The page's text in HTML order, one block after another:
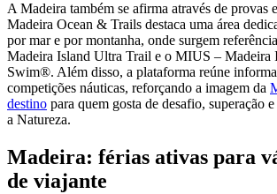
A Madeira também se afirma através de provas
Madeira Ocean & Trails destaca uma área
por mar e por montanha, onde surgem
Madeira Island Ultra Trail e o MIUS – Madeira
Swim®. Além disso, a plataforma reúne
competições náuticas, reforçando a imagem da
destino para quem gosta de desafio, superação
a Natureza.
Madeira: férias ativas para
de viajante